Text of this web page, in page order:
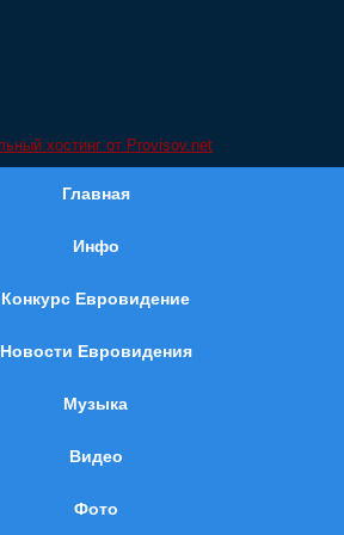
Главная
Инфо
Конкурс Евровидение
Новости Евровидения
Музыка
Видео
Фото